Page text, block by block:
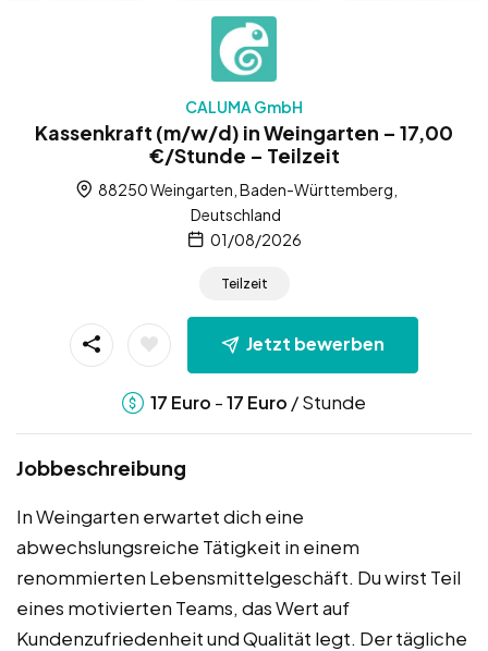
CALUMA GmbH
Kassenkraft (m/w/d) in Weingarten – 17,00
€/Stunde – Teilzeit
88250 Weingarten, Baden-Württemberg,
Deutschland
01/08/2026
Teilzeit
Jetzt bewerben
17 Euro -17 Euro / Stunde
Jobbeschreibung
In Weingarten erwartet dich eine
abwechslungsreiche Tätigkeit in einem
renommierten Lebensmittelgeschäft. Du wirst Teil
eines motivierten Teams, das Wert auf
Kundenzufriedenheit und Qualität legt. Der tägliche